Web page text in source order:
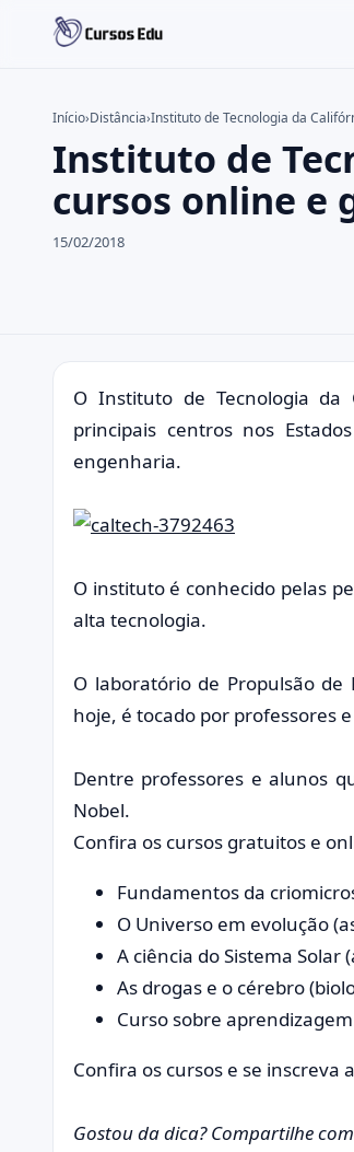
Buscar no site
Pressione Enter para buscar ou ESC para
Início›Distância›Instituto de Tecnologia da
Instituto de
cursos online e
15/02/2018
O Instituto de Tecnologia da
principais centros nos
engenharia.
O instituto é conhecido pelas
alta tecnologia.
O laboratório de Propulsão de
hoje, é tocado por professores
Dentre professores e alunos
Nobel.
Confira os cursos gratuitos e
Fundamentos da
O Universo em evolução
A ciência do Sistema Solar
As drogas e o cérebro
Curso sobre
Confira os cursos e se inscreva
Gostou da dica? Compartilhe